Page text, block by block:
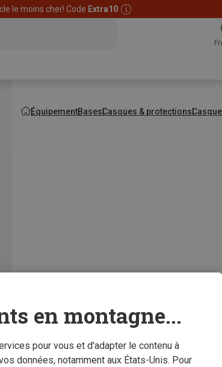
le moins cher! Code Extra10
ÉquipementBasesCasques & protections
en montagne...
pour vous et d'adapter le contenu à
données, notamment aux États-Unis. Pour